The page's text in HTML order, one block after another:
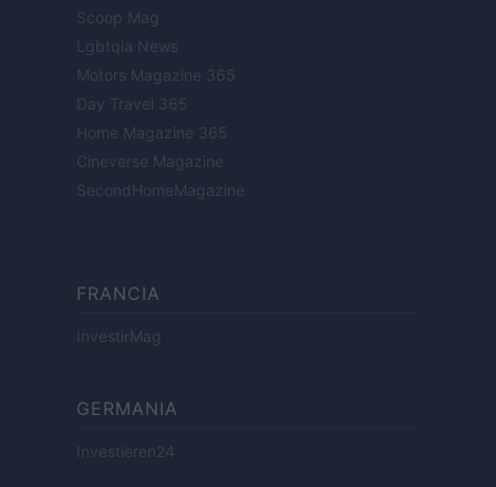
Scoop Mag
Lgbtqia News
Motors Magazine 365
Day Travel 365
Home Magazine 365
Cineverse Magazine
SecondHomeMagazine
FRANCIA
InvestirMag
GERMANIA
Investieren24